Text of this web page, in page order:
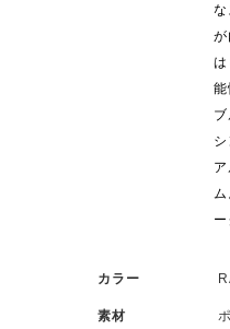
カラー
素材